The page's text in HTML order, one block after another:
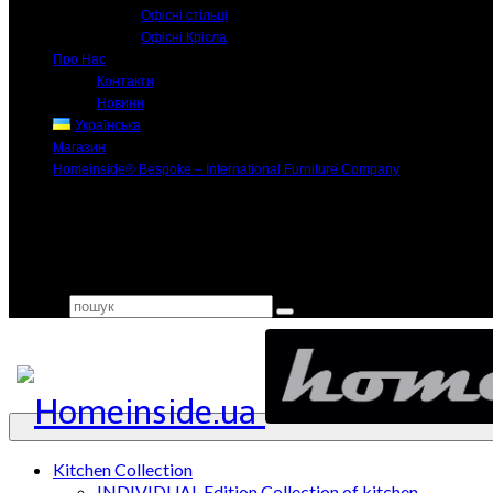
Офісні стільці
Офісні Крісла
Про Нас
Контакти
Новини
Українська
Магазин
Homeinside® Bespoke – International Furniture Company
Kitchen Collection